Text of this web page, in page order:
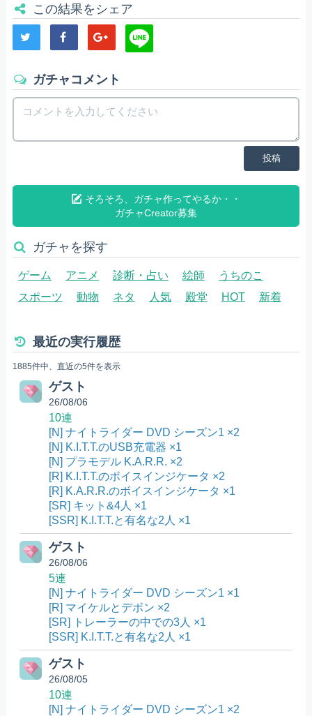
この結果をシェア
ガチャコメント
投稿
そろそろ、ガチャ作ってやるか・・
ガチャCreator募集
ガチャを探す
ゲーム アニメ 診断・占い 絵師
うちのこ
スポーツ
動物 ネタ 人気 殿堂 HOT 新着
最近の実行履歴
1885件中、直近の5件を表示
ゲスト
26/08/06
10連
[N] ナイトライダー DVD シーズン1 ×2
[N] K.I.T.T.のUSB充電器 ×1
[N] プラモデル K.A.R.R. ×2
[R] K.I.T.T.のボイスインジケータ ×2
[R] K.A.R.R.のボイスインジケータ ×1
[SR] キット&4人 ×1
[SSR] K.I.T.T.と有名な2人 ×1
ゲスト
26/08/06
5連
[N] ナイトライダー DVD シーズン1 ×1
[R] マイケルとデボン ×2
[SR] トレーラーの中での3人 ×1
[SSR] K.I.T.T.と有名な2人 ×1
ゲスト
26/08/05
10連
[N] ナイトライダー DVD シーズン1 ×2